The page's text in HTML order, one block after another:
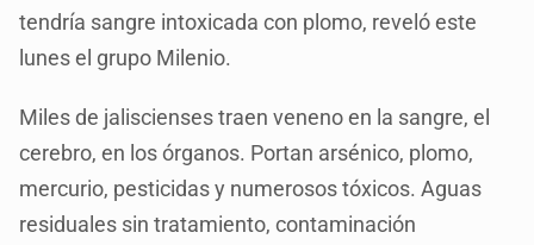
tendría sangre intoxicada con plomo, reveló este
lunes el grupo Milenio.
Miles de jaliscienses traen veneno en la sangre, el
cerebro, en los órganos. Portan arsénico, plomo,
mercurio, pesticidas y numerosos tóxicos. Aguas
residuales sin tratamiento, contaminación